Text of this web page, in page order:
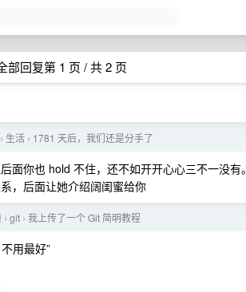
部回复第 1 页 / 共 2 页
› 生活 › 1781 天后，我们还是分手了
面你也 hold 不住，还不如开开心心三不一没有。
，后面让她介绍阔闺蜜给你
› git › 我上传了一个 Git 简明教程
用最好”